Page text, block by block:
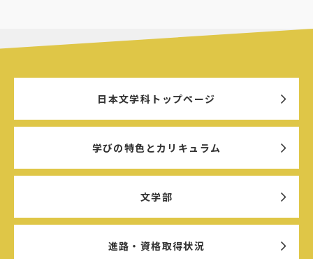
日本文学科トップページ
学びの特色とカリキュラム
文学部
進路・資格取得状況